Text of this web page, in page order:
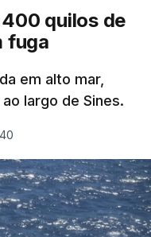
quilos de
fuga
em alto mar,
largo de Sines.